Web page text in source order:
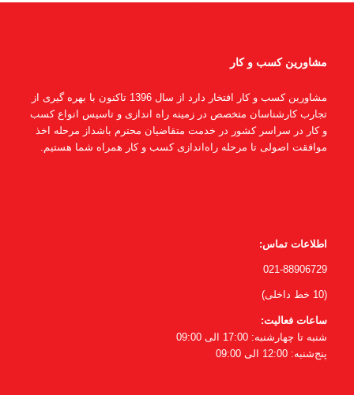
مشاورین کسب و کار
مشاورین کسب و کار افتخار دارد از سال 1396 تاکنون با بهره گیری از
تجارب کارشناسان متخصص در زمینه راه اندازی و تاسیس انواع کسب
و کار در سراسر کشور در خدمت متقاضیان محترم باشداز مرحله اخذ
موافقت اصولی تا مرحله راه‌اندازی کسب و کار همراه شما هستیم.
اطلاعات تماس:
021-88906729
(10 خط داخلی)
ساعات فعالیت:
شنبه تا چهارشنبه: 17:00 الی 09:00
پنج‌شنبه: 12:00 الی 09:00